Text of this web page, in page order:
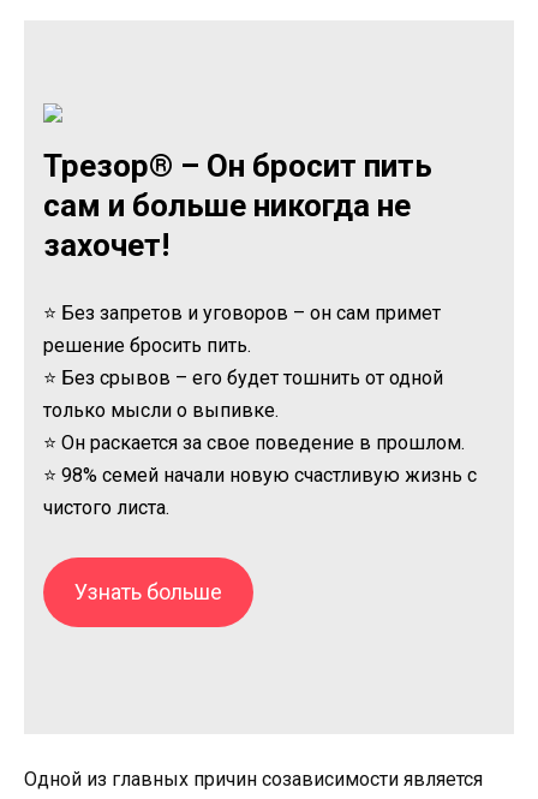
Трезор® – Он бросит пить
сам и больше никогда не
захочет!
⭐ Без запретов и уговоров – он сам примет
решение бросить пить.
⭐ Без срывов – его будет тошнить от одной
только мысли о выпивке.
⭐ Он раскается за свое поведение в прошлом.
⭐ 98% семей начали новую счастливую жизнь с
чистого листа.
Узнать больше
Одной из главных причин созависимости является